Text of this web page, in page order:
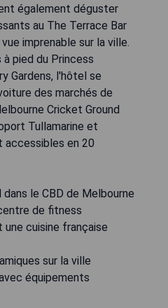
également déguster
au The Terrace Bar
imprenable sur la ville.
pied du Princess
Gardens, l'hôtel se
des marchés de
Cricket Ground
Tullamarine et
accessibles en 20
le CBD de Melbourne
de fitness
cuisine française
sur la ville
équipements